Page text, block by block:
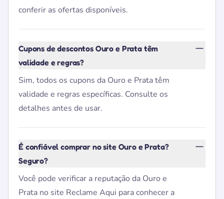
conferir as ofertas disponíveis.
Cupons de descontos Ouro e Prata têm
validade e regras?
Sim, todos os cupons da Ouro e Prata têm
validade e regras específicas. Consulte os
detalhes antes de usar.
É confiável comprar no site Ouro e Prata?
Seguro?
Você pode verificar a reputação da Ouro e
Prata no site Reclame Aqui para conhecer a